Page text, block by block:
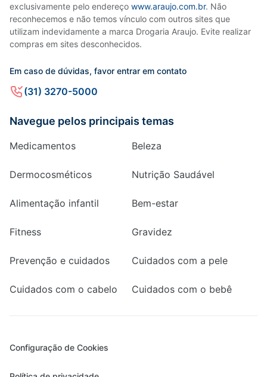
exclusivamente pelo endereço www.araujo.com.br. Não
reconhecemos e não temos vínculo com outros sites que
utilizam indevidamente a marca Drogaria Araujo. Evite realizar
compras em sites desconhecidos.
Em caso de dúvidas, favor entrar em contato
(31) 3270-5000
Navegue pelos principais temas
Medicamentos Beleza
Dermocosméticos Nutrição Saudável
Alimentação infantil Bem-estar
Fitness Gravidez
Prevenção e cuidados Cuidados com a pele
Cuidados com o cabelo Cuidados com o bebê
Configuração de Cookies